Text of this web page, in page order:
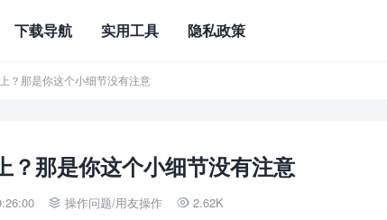
下载导航 实用工具 隐私政策
？那是你这个小细节没有注意
？那是你这个小细节没有注意
 操作问题/用友操作  2.62K